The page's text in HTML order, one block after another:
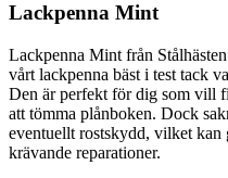
Lackpenna Mint
Lackpenna Mint från
vårt lackpenna bäst i test tack
Den är perfekt för dig som vill
att tömma plånboken. Dock
eventuellt rostskydd, vilket
krävande reparationer.